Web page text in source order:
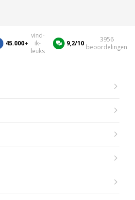
45.000+
vind-
ik-
leuks
9,2/10
3956
beoordelingen